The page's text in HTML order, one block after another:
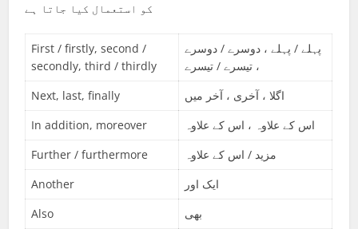
کو استعمال کیا جاتا ہے
First / firstly, second /
secondly, third / thirdly
پہلے / پہلے ، دوسرے / دوسرے
، تیسرے / تیسرے
Next, last, finally
اگلا ، آخری ، آخر میں
In addition, moreover
اس کے علاوہ ، اس کے علاوہ
Further / furthermore
مزید / اس کے علاوہ
Another
ایک اور
Also
بھی